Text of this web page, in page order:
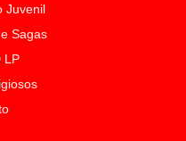
Juvenil
Sagas
LP